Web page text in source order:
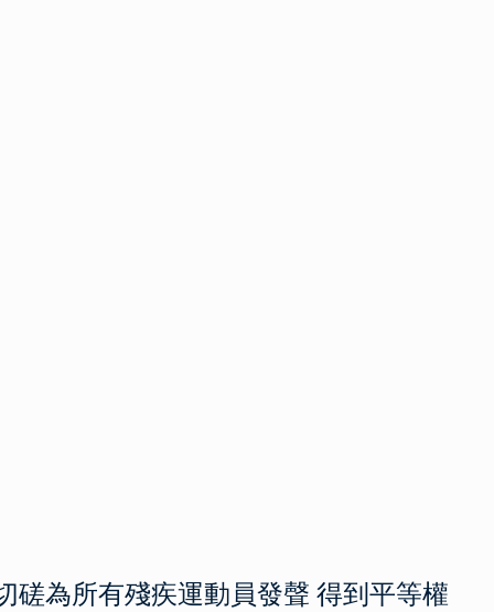
磋為所有殘疾運動員發聲 得到平等權